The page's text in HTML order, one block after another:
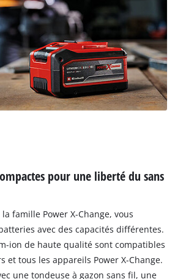
pour une liberté du sans
famille Power X-Change, vous
avec des capacités différentes.
ion de haute qualité sont compatibles
et tous les appareils Power X-Change.
une tondeuse à gazon sans fil, une